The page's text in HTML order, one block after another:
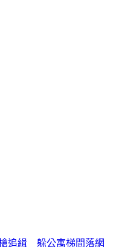
間點」 專家曝風雨時程